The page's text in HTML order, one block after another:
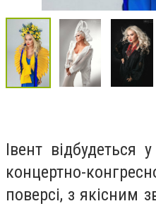
Івент відбудеться
концертно-
поверсі, з якісним